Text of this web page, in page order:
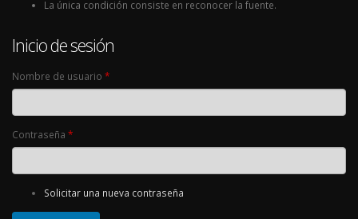
La única condición consiste en reconocer la fuente.
Inicio de sesión
Nombre de usuario *
Contraseña *
Solicitar una nueva contraseña